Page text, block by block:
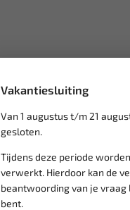
Vakantiesluiting
Van 1 augustus t/m 21
gesloten.
Tijdens deze periode
verwerkt. Hierdoor kan de
beantwoording van je vraag
bent.